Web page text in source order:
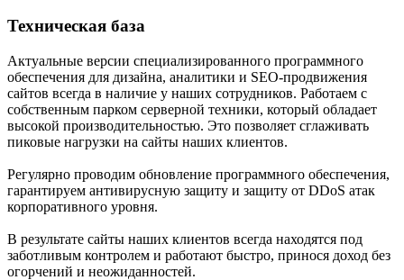
Техническая база
Актуальные версии специализированного программного
обеспечения для дизайна, аналитики и SEO-продвижения
сайтов всегда в наличие у наших сотрудников. Работаем с
собственным парком серверной техники, который обладает
высокой производительностью. Это позволяет сглаживать
пиковые нагрузки на сайты наших клиентов.
Регулярно проводим обновление программного обеспечения,
гарантируем антивирусную защиту и защиту от DDoS атак
корпоративного уровня.
В результате сайты наших клиентов всегда находятся под
заботливым контролем и работают быстро, принося доход без
огорчений и неожиданностей.